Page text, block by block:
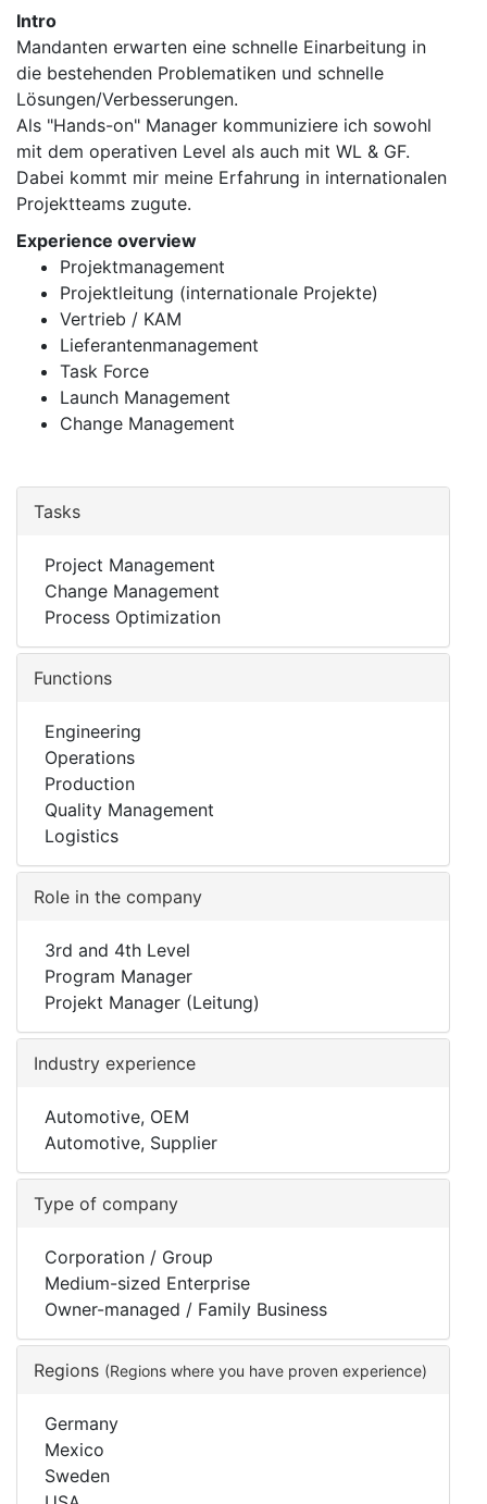
Intro
Mandanten erwarten eine schnelle Einarbeitung in
die bestehenden Problematiken und schnelle
Lösungen/Verbesserungen.
Als "Hands-on" Manager kommuniziere ich sowohl
mit dem operativen Level als auch mit WL & GF.
Dabei kommt mir meine Erfahrung in internationalen
Projektteams zugute.
Experience overview
Projektmanagement
Projektleitung (internationale Projekte)
Vertrieb / KAM
Lieferantenmanagement
Task Force
Launch Management
Change Management
Tasks
Project Management
Change Management
Process Optimization
Functions
Engineering
Operations
Production
Quality Management
Logistics
Role in the company
3rd and 4th Level
Program Manager
Projekt Manager (Leitung)
Industry experience
Automotive, OEM
Automotive, Supplier
Type of company
Corporation / Group
Medium-sized Enterprise
Owner-managed / Family Business
Regions (Regions where you have proven experience)
Germany
Mexico
Sweden